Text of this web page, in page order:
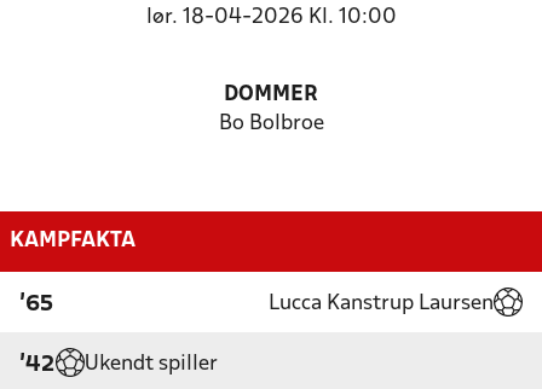
lør. 18-04-2026 Kl. 10:00
DOMMER
Bo Bolbroe
KAMPFAKTA
'65 Lucca Kanstrup Laursen
'42 Ukendt spiller